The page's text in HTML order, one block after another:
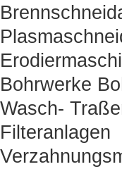
Bohrwerke
Wasch-
Filteranlagen